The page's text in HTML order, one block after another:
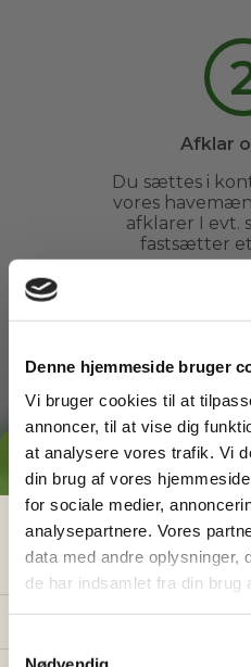
Denne hjemmeside bruger
Vi bruger cookies til at
annoncer, til at vise dig
at analysere vores trafik. Vi
din brug af vores
for sociale medier,
analysepartnere. Vores
data med andre oplysninger,
de har indsamlet fra din brug
Afklar
Du sættes i
vores
afklarer I evt.
fastsætter
Arbejdet
Du kan
havemand
behøver ikke
GRATIS
Hvad koster
hjælp i
Få vores prisguide med